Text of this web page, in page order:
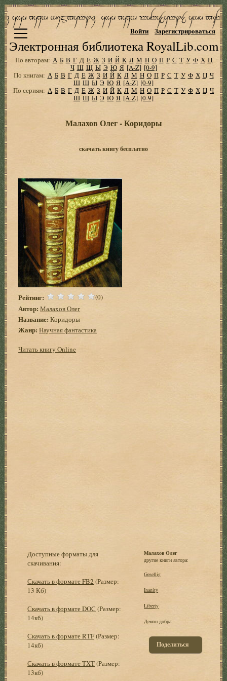
Электронная библиотека RoyalLib.com
Войти Зарегистрироваться
По авторам: А Б В Г Д Е Ж З И Й К Л М Н О П Р С Т У Ф Х Ц
Ч Ш Щ Ы Э Ю Я [A-Z] [0-9]
По книгам: А Б В Г Д Е Ж З И Й К Л М Н О П Р С Т У Ф Х Ц Ч
Ш Щ Ы Э Ю Я [A-Z] [0-9]
По сериям: А Б В Г Д Е Ж З И Й К Л М Н О П Р С Т У Ф Х Ц Ч
Ш Щ Ы Э Ю Я [A-Z] [0-9]
Малахов Олег - Коридоры
скачать книгу бесплатно
Рейтинг: (0)
Автор: Малахов Олег
Название: Коридоры
Жанр: Научная фантастика
Читать книгу Online
Доступные форматы для
скачивания:
Скачать в формате FB2 (Размер:
13 Кб)
Скачать в формате DOC (Размер:
14кб)
Скачать в формате RTF(Размер:
14кб)
Скачать в формате TXT(Размер:
13кб)
Малахов Олег
другие книги автора:
Gesellig
Inanity
Liberty
Демон добра
Поделиться